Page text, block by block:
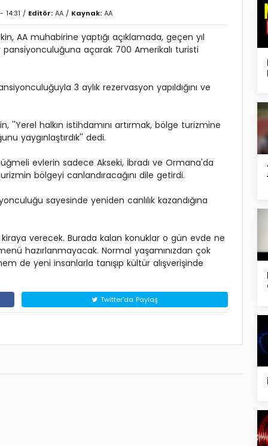
14:31 / Editör: AA / Kaynak: AA
AA muhabirine yaptığı açıklamada, geçen yıl
açarak 700 Amerikalı turisti
3 aylık rezervasyon yapıldığını ve
''Yerel halkın istihdamını artırmak, bölge turizmine
yaygınlaştırdık'' dedi.
evlerin sadece Akseki, İbradı ve Ormana'da
bölgeyi canlandıracağını dile getirdi.
sayesinde yeniden canlılık kazandığına
verecek. Burada kalan konuklar o gün evde ne
hazırlanmayacak. Normal yaşamınızdan çok
de yeni insanlarla tanışıp kültür alışverişinde
Twitter'da Paylaş